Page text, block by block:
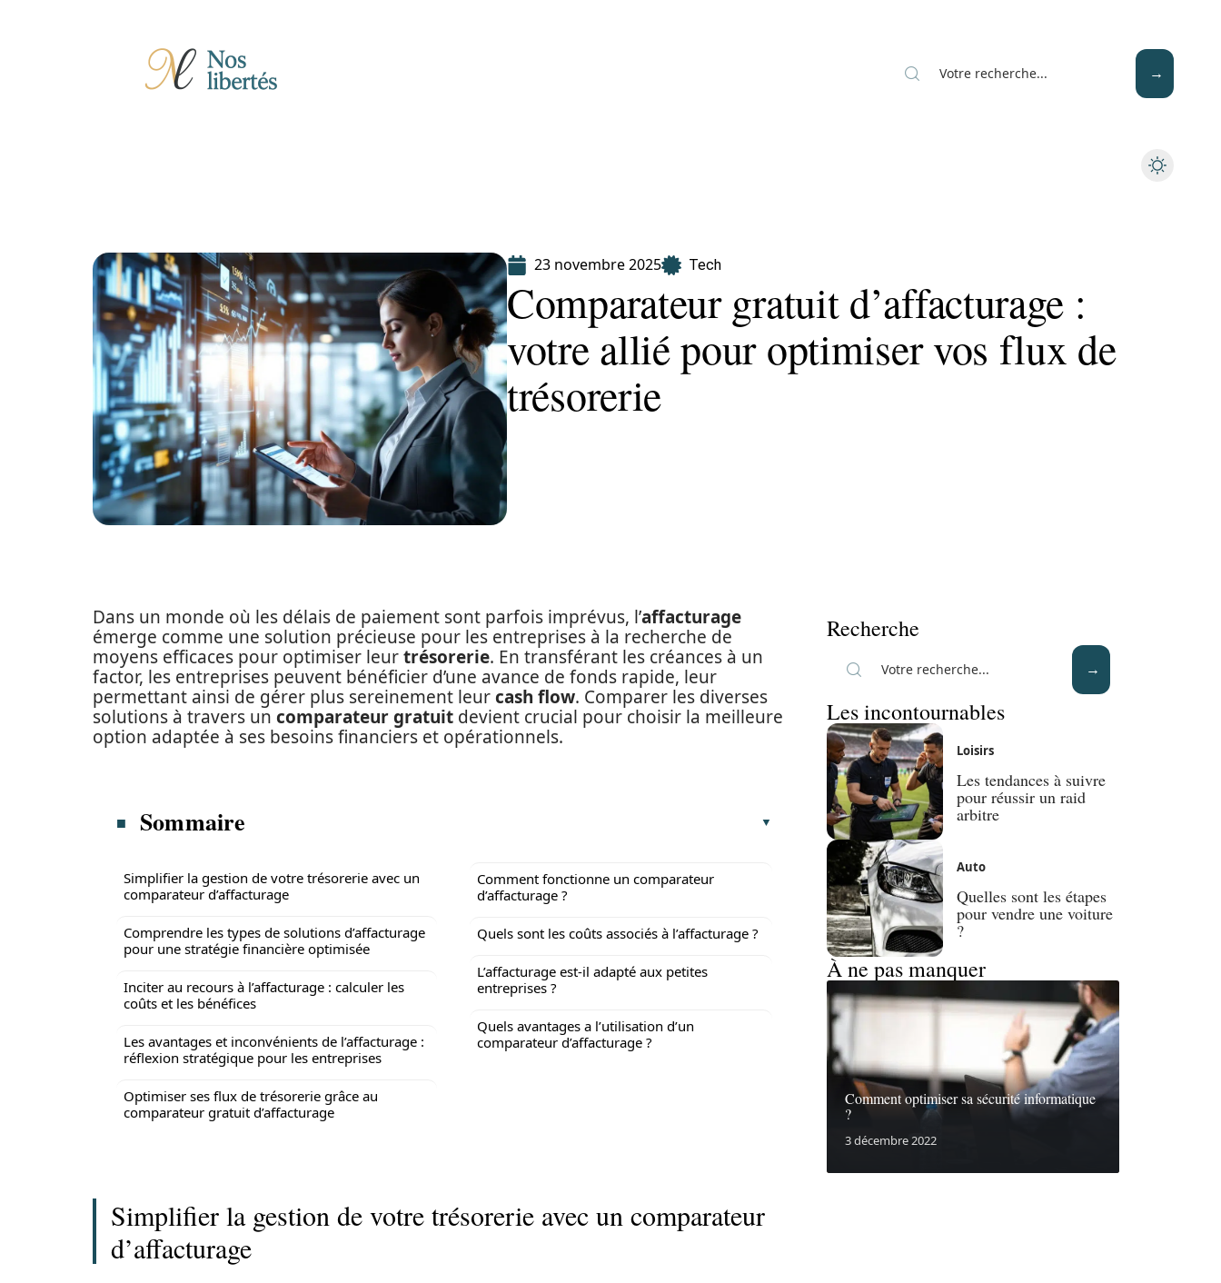
23 novembre 2025 Tech
Comparateur gratuit d’affacturage :
votre allié pour optimiser vos flux de
trésorerie
Dans un monde où les délais de paiement sont parfois imprévus, l’affacturage
émerge comme une solution précieuse pour les entreprises à la recherche de
moyens efficaces pour optimiser leurtrésorerie. En transférant les créances à un
factor, les entreprises peuvent bénéficier d’une avance de fonds rapide, leur
permettant ainsi de gérer plus sereinement leurcash flow. Comparer les diverses
solutions à travers un comparateur gratuit devient crucial pour choisir la meilleure
option adaptée à ses besoins financiers et opérationnels.
Sommaire
Simplifier la gestion de votre trésorerie avec un
comparateur d’affacturage
Comprendre les types de solutions d’affacturage
pour une stratégie financière optimisée
Inciter au recours à l’affacturage : calculer les
coûts et les bénéfices
Les avantages et inconvénients de l’affacturage :
réflexion stratégique pour les entreprises
Optimiser ses flux de trésorerie grâce au
comparateur gratuit d’affacturage
Comment fonctionne un comparateur
d’affacturage ?
Quels sont les coûts associés à l’affacturage ?
L’affacturage est-il adapté aux petites
entreprises ?
Quels avantages a l’utilisation d’un
comparateur d’affacturage ?
Simplifier la gestion de votre trésorerie avec un comparateur
d’affacturage
Recherche
Les incontournables
Loisirs
Les tendances à suivre
pour réussir un raid
arbitre
Auto
Quelles sont les étapes
pour vendre une voiture
?
À ne pas manquer
Comment optimiser sa sécurité informatique
?
3 décembre 2022